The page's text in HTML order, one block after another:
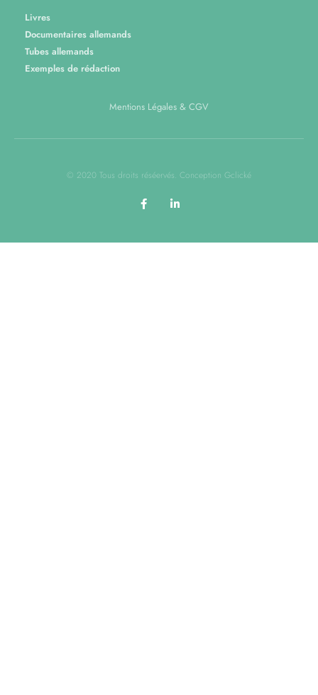
Livres
Documentaires allemands
Tubes allemands
Exemples de rédaction
Mentions Légales & CGV
© 2020 Tous droits réséervés. Conception Gclické